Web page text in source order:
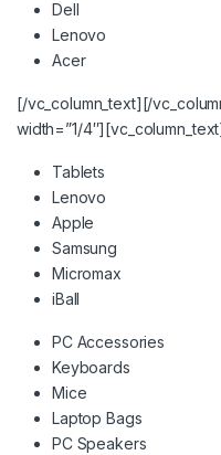
Dell
Lenovo
Acer
[/vc_column_text][/
width=”1/
Tablets
Lenovo
Apple
Samsung
Micromax
iBall
PC Accessories
Keyboards
Mice
Laptop Bags
PC Speakers